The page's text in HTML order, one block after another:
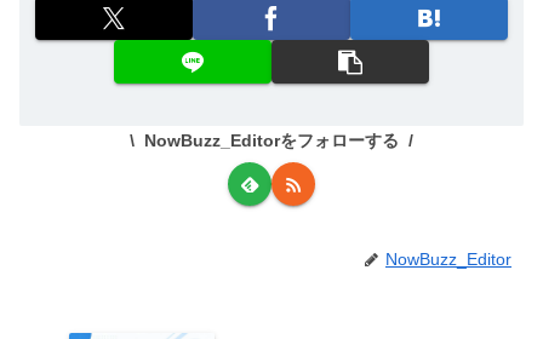
NowBuzz_Editorをフォローする
NowBuzz_Editor